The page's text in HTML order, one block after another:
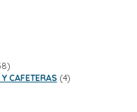
58
productos
CAFETERAS 44